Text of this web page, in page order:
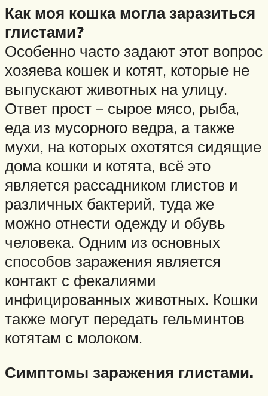
Как моя кошка могла заразиться
глистами?
Особенно часто задают этот вопрос
хозяева кошек и котят, которые не
выпускают животных на улицу.
Ответ прост – сырое мясо, рыба,
еда из мусорного ведра, а также
мухи, на которых охотятся сидящие
дома кошки и котята, всё это
является рассадником глистов и
различных бактерий, туда же
можно отнести одежду и обувь
человека. Одним из основных
способов заражения является
контакт с фекалиями
инфицированных животных. Кошки
также могут передать гельминтов
котятам с молоком.
Симптомы заражения глистами.